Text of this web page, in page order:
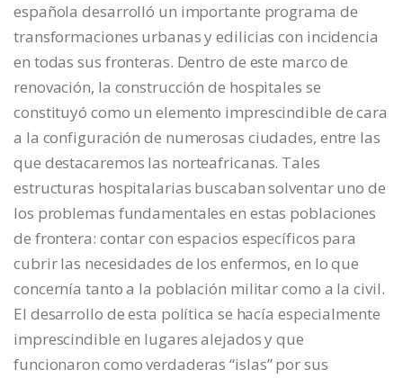
española desarrolló un importante programa de
transformaciones urbanas y edilicias con incidencia
en todas sus fronteras. Dentro de este marco de
renovación, la construcción de hospitales se
constituyó como un elemento imprescindible de cara
a la configuración de numerosas ciudades, entre las
que destacaremos las norteafricanas. Tales
estructuras hospitalarias buscaban solventar uno de
los problemas fundamentales en estas poblaciones
de frontera: contar con espacios específicos para
cubrir las necesidades de los enfermos, en lo que
concernía tanto a la población militar como a la civil.
El desarrollo de esta política se hacía especialmente
imprescindible en lugares alejados y que
funcionaron como verdaderas “islas” por sus